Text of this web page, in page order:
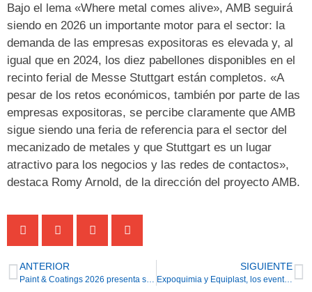
Bajo el lema «Where metal comes alive», AMB seguirá
siendo en 2026 un importante motor para el sector: la
demanda de las empresas expositoras es elevada y, al
igual que en 2024, los diez pabellones disponibles en el
recinto ferial de Messe Stuttgart están completos. «A
pesar de los retos económicos, también por parte de las
empresas expositoras, se percibe claramente que AMB
sigue siendo una feria de referencia para el sector del
mecanizado de metales y que Stuttgart es un lugar
atractivo para los negocios y las redes de contactos»,
destaca Romy Arnold, de la dirección del proyecto AMB.
ANTERIOR
Paint & Coatings 2026 presenta su programa de contenidos y supera el 95% del espacio expositivo ocupado
SIGUIENTE
Expoquimia y Equiplast, los eventos referentes para las industrias españolas de la química y el plástico, abren sus puertas el próximo martes, 2 de junio, a las 9:30h, en el recinto de Gran Via de Fira de Barcelona